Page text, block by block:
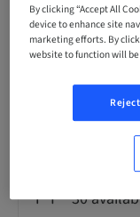
Points
12.00
National
30
By clicking “Accept All
device to enhance site
marketing efforts. By
website to function will